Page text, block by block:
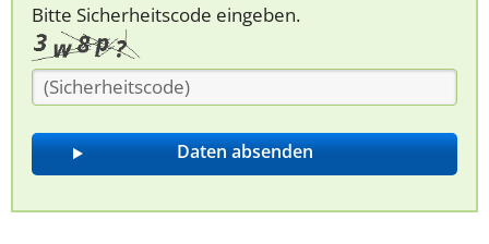
Bitte Sicherheitscode eingeben.